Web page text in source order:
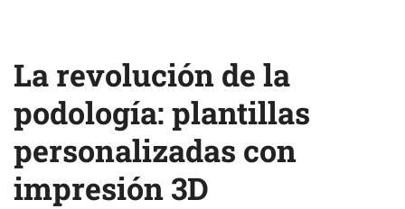
La revolución de la
podología: plantillas
personalizadas con
impresión 3D